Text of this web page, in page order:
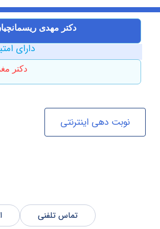
دکتر مهدی
دارای
دکتر
نوبت دهی اینترنتی
تماس تلفنی